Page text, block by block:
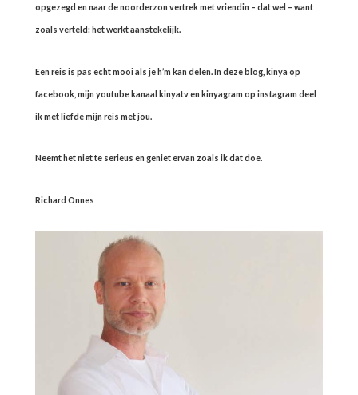
opgezegd en naar de noorderzon vertrek met vriendin – dat wel – want
zoals verteld: het werkt aanstekelijk.
Een reis is pas echt mooi als je h’m kan delen. In deze blog, kinya op
facebook, mijn youtube kanaal kinyatv en kinyagram op instagram deel
ik met liefde mijn reis met jou.
Neemt het niet te serieus en geniet ervan zoals ik dat doe.
Richard Onnes